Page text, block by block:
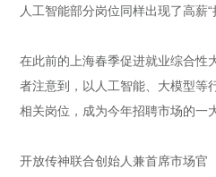
人工智能部分岗位同样出现了高薪“
在此前的上海春季促进就业综合性
者注意到，以人工智能、大模型等
相关岗位，成为今年招聘市场的一
开放传神联合创始人兼首席市场官